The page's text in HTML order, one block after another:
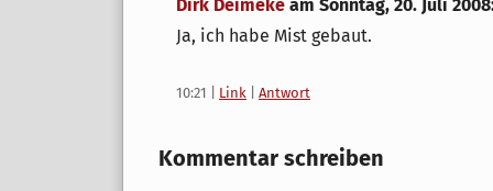
Dirk Deimeke am Sonntag, 20. Juli 2008
Ja, ich habe Mist gebaut.
10:21 Link Antwort
Kommentar schreiben